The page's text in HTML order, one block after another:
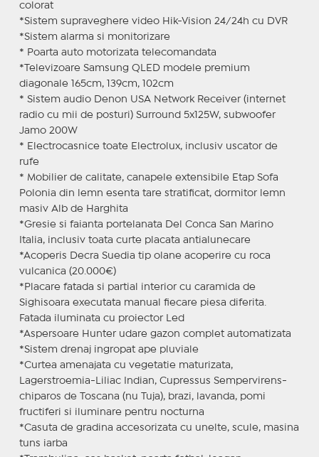
colorat
*Sistem supraveghere video Hik-Vision 24/24h cu DVR
*Sistem alarma si monitorizare
* Poarta auto motorizata telecomandata
*Televizoare Samsung QLED modele premium
diagonale 165cm, 139cm, 102cm
* Sistem audio Denon USA Network Receiver (internet
radio cu mii de posturi) Surround 5x125W, subwoofer
Jamo 200W
* Electrocasnice toate Electrolux, inclusiv uscator de
rufe
* Mobilier de calitate, canapele extensibile Etap Sofa
Polonia din lemn esenta tare stratificat, dormitor lemn
masiv Alb de Harghita
*Gresie si faianta portelanata Del Conca San Marino
Italia, inclusiv toata curte placata antialunecare
*Acoperis Decra Suedia tip olane acoperire cu roca
vulcanica (20.000€)
*Placare fatada si partial interior cu caramida de
Sighisoara executata manual fiecare piesa diferita.
Fatada iluminata cu proiector Led
*Aspersoare Hunter udare gazon complet automatizata
*Sistem drenaj ingropat ape pluviale
*Curtea amenajata cu vegetatie maturizata,
Lagerstroemia-Liliac Indian, Cupressus Sempervirens-
chiparos de Toscana (nu Tuja), brazi, lavanda, pomi
fructiferi si iluminare pentru nocturna
*Casuta de gradina accesorizata cu unelte, scule, masina
tuns iarba